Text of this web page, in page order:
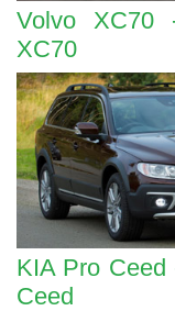
Volvo XC70
XC70
KIA Pro
Ceed